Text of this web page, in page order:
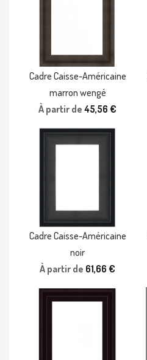
Cadre Caisse-Américaine
marron wengé
À partir de 45,56 €
Cadre Caisse-Américaine
noir
À partir de 61,66 €